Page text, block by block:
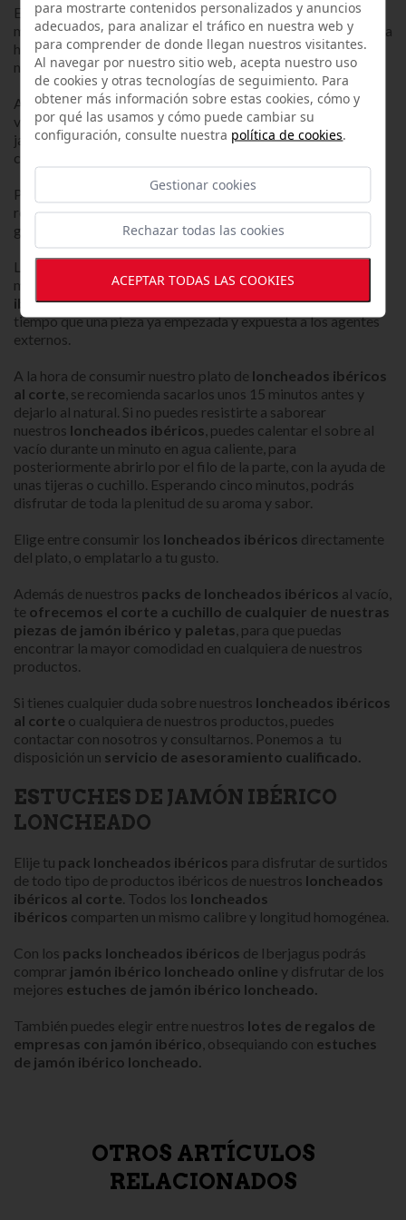
El jamón iberico loncheadonecesitan ser cortados de
manera precisa por el personal experto de nuestra sala blanca
homologada de loncheado, para conseguir un producto que
nos permita disfrutar de su sabor al 100%.
Al comprar loncheados ibéricos al corteenvasados al
vacío, disfrutarás de la manera más cómoda de nuestros
jamones, paletas yloncheados ibéricosen cualquier lugar,
conservando toda su esencia de recién cortado.
Puedes comprar jamón loncheado online
redondos para servir directamente, o sobres de mayor
gramaje para emplatar en formato cuadrado.
Los
mantienen todo el sabor y propiedades de los
ibéricos.Conservándose en frío, pueden aguantar más
tiempo que una pieza ya empezada y expuesta a los agentes
externos.
A la hora de consumir nuestro plato de loncheados ibéricos
al corte , se recomienda sacarlos unos 15 minutos antes y
dejarlo al natural. Si no puedes resistirte a saborear
nuestros loncheados ibéricos , puedes calentar el sobre al
vacío durante un minuto en agua caliente, para
posteriormente abrirlo por el filo de la parte, con la ayuda de
unas tijeras o cuchillo. Esperando cinco minutos, podrás
disfrutar de toda la plenitud de su aroma y sabor.
Elige entre consumir los loncheados ibéricos directamente
del plato, o emplatarlo a tu gusto.
Además de nuestros packs de loncheados ibéricos al vacío,
te ofrecemos el corte a cuchillo de cualquier de nuestras
piezas de jamón ibérico y paletas , para que puedas
encontrar la mayor comodidad en cualquiera de nuestros
productos.
Si tienes cualquier duda sobre nuestros loncheados ibéricos
al corte o cualquiera de nuestros productos, puedes
contactar con nosotros y consultarnos. Ponemos a tu
disposición un servicio de asesoramiento cualificado.
ESTUCHES DE JAMÓN IBÉRICO
LONCHEADO
Elije tu pack loncheados ibéricos para disfrutar de surtidos
de todo tipo de productos ibéricos de nuestros loncheados
ibéricos al corte . Todos los loncheados
ibéricos comparten un mismo calibre y longitud homogénea.
Con los packs loncheados ibéricos de Iberjagus podrás
comprar jamón ibérico loncheado online y disfrutar de los
mejores estuches de jamón ibérico loncheado.
También puedes elegir entre nuestros lotes de regalos de
empresas con jamón ibérico , obsequiando con estuches
de jamón ibérico loncheado.
OTROS ARTÍCULOS
RELACIONADOS
para mostrarte contenidos personalizados y anuncios
adecuados, para analizar el tráfico en nuestra web y
para comprender de donde llegan nuestros visitantes.
Al navegar por nuestro sitio web, acepta nuestro uso
de cookies y otras tecnologías de seguimiento. Para
obtener más información sobre estas cookies, cómo y
por qué las usamos y cómo puede cambiar su
configuración, consulte nuestra política de cookies.
Gestionar cookies
Rechazar todas las cookies
ACEPTAR TODAS LAS COOKIES